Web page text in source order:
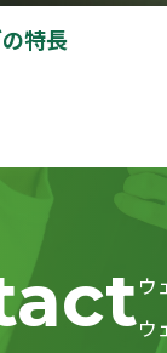
特長
ウ
ウ